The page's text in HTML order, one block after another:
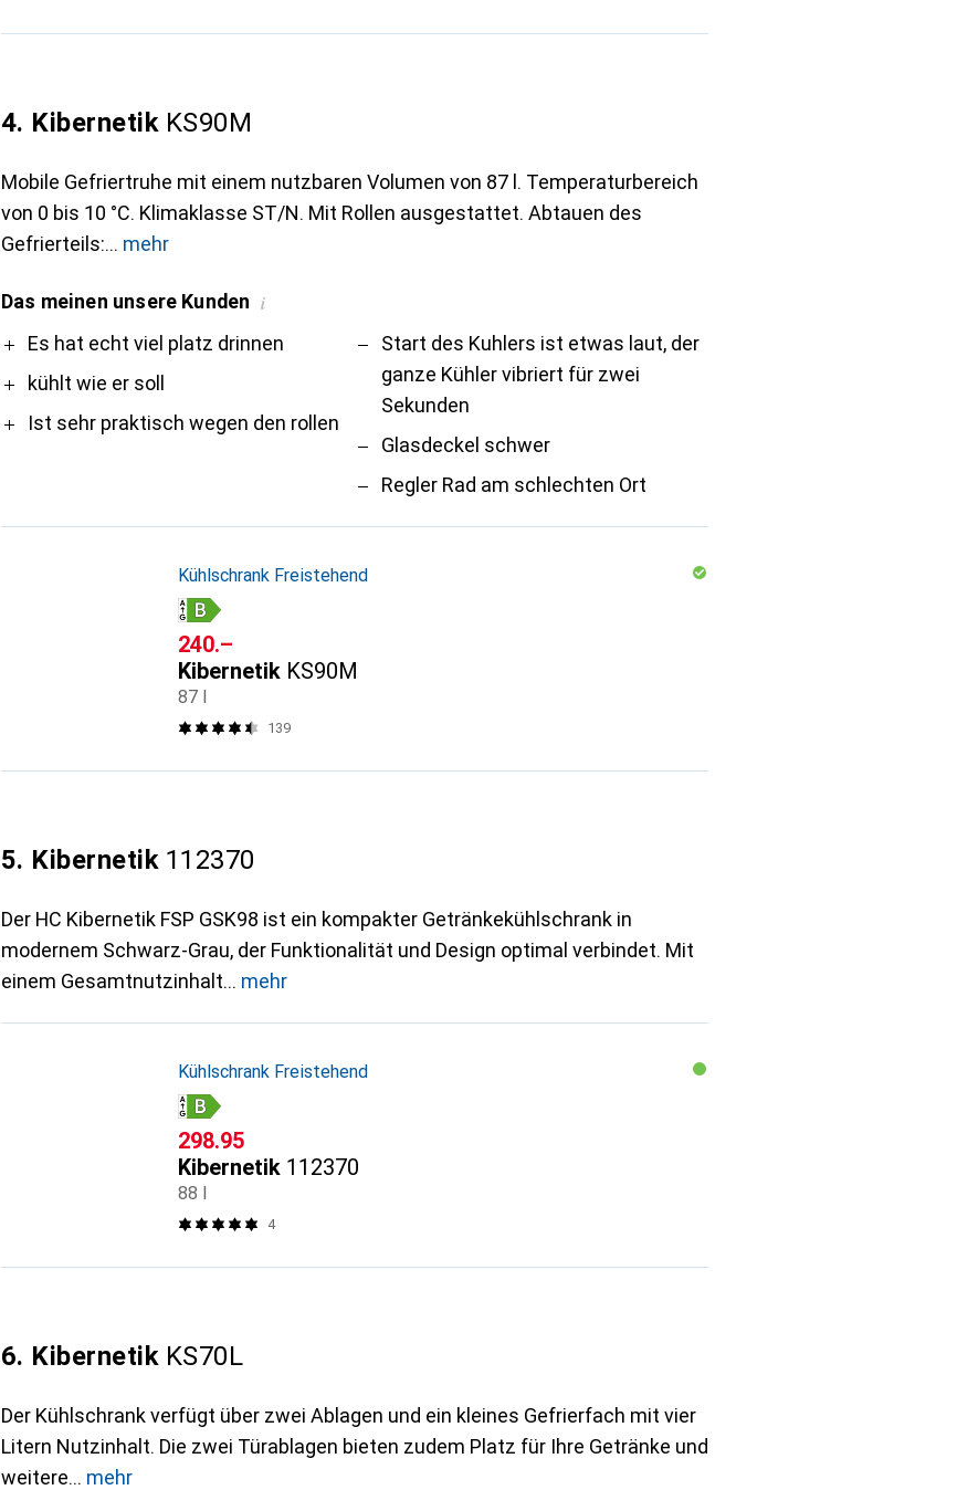
4. KibernetikKS90M
Mobile Gefriertruhe mit einem nutzbaren Volumen von 87 l. Temperaturbereich
von 0 bis 10 °C. Klimaklasse ST/N. Mit Rollen ausgestattet. Abtauen des
Gefrierteils:
mehr
Das meinen unsere Kunden i
ProEs hat echt viel platz drinnen
kühlt wie er soll
Ist sehr praktisch wegen den rollen
Contra
Start des Kuhlers ist etwas laut, der
ganze Kühler vibriert für zwei
Sekunden
Glasdeckel schwer
Regler Rad am schlechten Ort
Kühlschrank Freistehend
CHF
240.–
Kibernetik KS90M
87 l
139
5. Kibernetik112370
Der HC Kibernetik FSP GSK98 ist ein kompakter Getränkekühlschrank in
modernem Schwarz-Grau, der Funktionalität und Design optimal verbindet. Mit
einem Gesamtnutzinhalt
mehr
Kühlschrank Freistehend
CHF
298.95
Kibernetik 112370
88 l
4
6. KibernetikKS70L
Der Kühlschrank verfügt über zwei Ablagen und ein kleines Gefrierfach mit vier
Litern Nutzinhalt. Die zwei Türablagen bieten zudem Platz für Ihre Getränke und
weitere
mehr